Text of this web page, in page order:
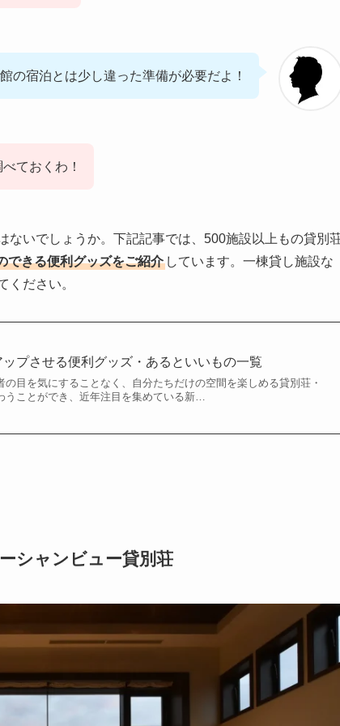
の宿泊とは少し違った準備が必要だよ！
ておくわ！
いでしょうか。下記記事では、500施設以上もの貸別
できる便利グッズをご紹介 しています。一棟貸し施設な
ください。
プさせる便利グッズ・あるといいもの一覧
目を気にすることなく、自分たちだけの空間を楽しめる貸別荘・
うことができ、近年注目を集めている新…
シャンビュー貸別荘